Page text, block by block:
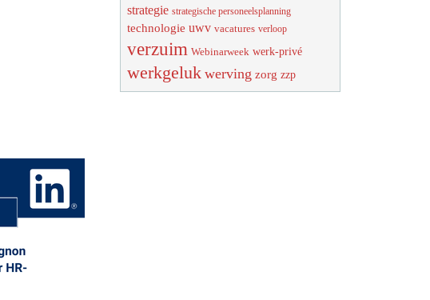
strategie strategische personeelsplanning
technologie uwv vacatures verloop
verzuim Webinarweek werk-privé
werkgeluk werving zorg zzp